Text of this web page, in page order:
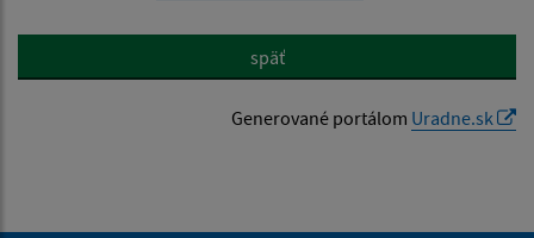
späť
Generované portálom Uradne.sk